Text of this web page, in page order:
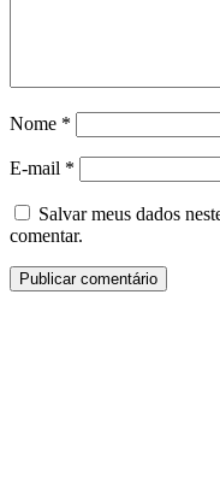
Nome *
E-mail *
Salvar meus dados
comentar.